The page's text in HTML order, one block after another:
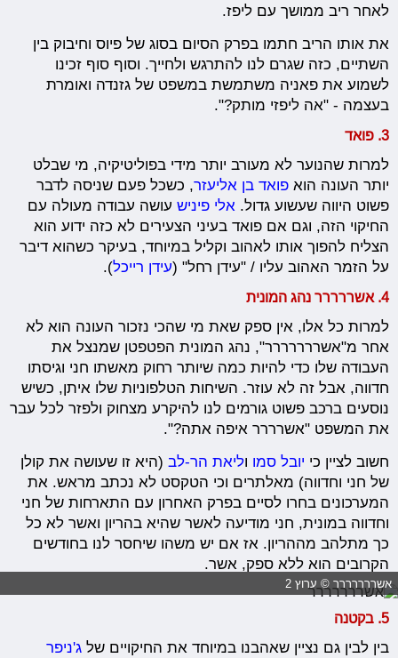
לאחר ריב ממושך עם ליפז.
את אותו הריב חתמו בפרק הסיום בסוג של פיוס וחיבוק בין
השתיים, כזה שגרם לנו להתרגש ולחייך. וסוף סוף זכינו
לשמוע את פאניה משתמשת במשפט של גזנדה ואומרת
בעצמה - "אה ליפזי מותק?".
3. פואד
למרות שהנוער לא מעורב יותר מידי בפוליטיקיה, מי שבלט
יותר העונה הואפואד בן אליעזר, כשכל פעם שניסה לדבר
פשוט היווה שעשוע גדול.אלי פיניש עושה עבודה מעולה עם
החיקוי הזה, וגם אם פואד בעיני הצעירים לא כזה ידוע הוא
הצליח להפוך אותו לאהוב וקליל במיוחד, בעיקר כשהוא דיבר
על הזמר האהוב עליו / "עידן רחל" (עידן רייכל).
4. אשררררר נהג המונית
למרות כל אלו, אין ספק שאת מי שהכי נזכור העונה הוא לא
אחר מ"אשררררררר", נהג המונית הפטפטן שמנצל את
העבודה שלו כדי להיות כמה שיותר רחוק מאשתו חני וגיסתו
חדווה, אבל זה לא עוזר. השיחות הטלפוניות שלו איתן, כשיש
נוסעים ברכב פשוט גורמים לנו להיקרע מצחוק ולפזר לכל עבר
את המשפט "אשרררר איפה אתה?".
חשוב לציין כי יובל סמו וליאת הר-לב (היא זו שעושה את קולן
של חני וחדווה) מאלתרים וכי הטקסט לא נכתב מראש. את
המערכונים בחרו לסיים בפרק האחרון עם התארחות של חני
וחדווה במונית, חני מודיעה לאשר שהיא בהריון ואשר לא כל
כך מתלהב מההריון. אז אם יש משהו שיחסר לנו בחודשים
הקרובים הוא ללא ספק, אשר.
אשררררררר © ערוץ 2
5. בקטנה
בין לבין גם נציין שאהבנו במיוחד את החיקויים שלג'ניפר